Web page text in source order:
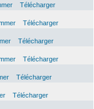
Télécharger
Télécharger
Télécharger
Télécharger
Télécharger
Télécharger